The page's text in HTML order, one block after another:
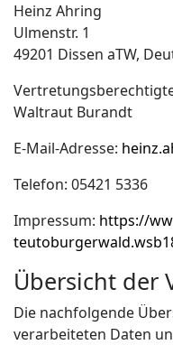
Heinz Ahring
Ulmenstr. 1
49201 Dissen aTW,
Waltraut Burandt
E-Mail-Adresse:
Telefon: 05421 5336
Impressum: https://
Übersicht der
Die nachfolgende
verarbeiteten Daten